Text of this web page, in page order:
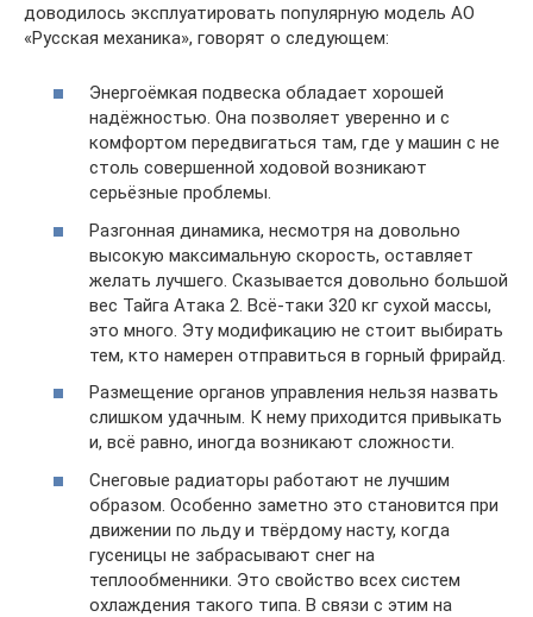
доводилось эксплуатировать популярную модель АО
«Русская механика», говорят о следующем:
Энергоёмкая подвеска обладает хорошей
надёжностью. Она позволяет уверенно и с
комфортом передвигаться там, где у машин с не
столь совершенной ходовой возникают
серьёзные проблемы.
Разгонная динамика, несмотря на довольно
высокую максимальную скорость, оставляет
желать лучшего. Сказывается довольно большой
вес Тайга Атака 2. Всё-таки 320 кг сухой массы,
это много. Эту модификацию не стоит выбирать
тем, кто намерен отправиться в горный фрирайд.
Размещение органов управления нельзя назвать
слишком удачным. К нему приходится привыкать
и, всё равно, иногда возникают сложности.
Снеговые радиаторы работают не лучшим
образом. Особенно заметно это становится при
движении по льду и твёрдому насту, когда
гусеницы не забрасывают снег на
теплообменники. Это свойство всех систем
охлаждения такого типа. В связи с этим на